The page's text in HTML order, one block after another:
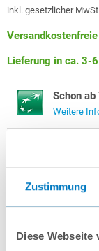
Zustimmung
Diese Webseite
inkl. gesetzlicher
Lieferung in ca. 3-
Schon
Weitere
Stahlwand-
Stahlstützkonstruktion